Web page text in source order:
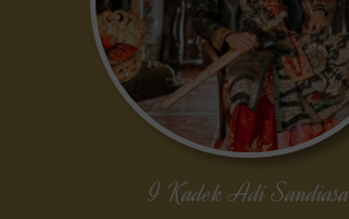
I Kadek Adi Sandiasa